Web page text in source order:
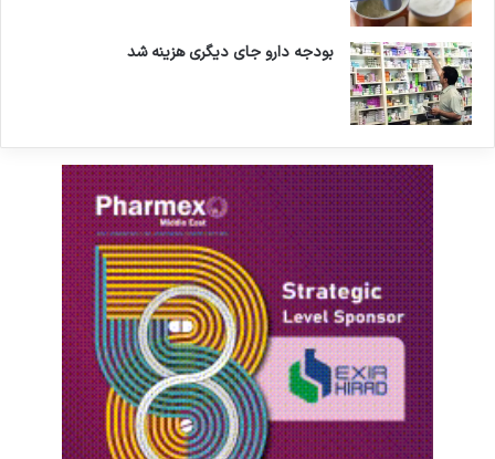
بودجه دارو جای دیگری هزینه شد